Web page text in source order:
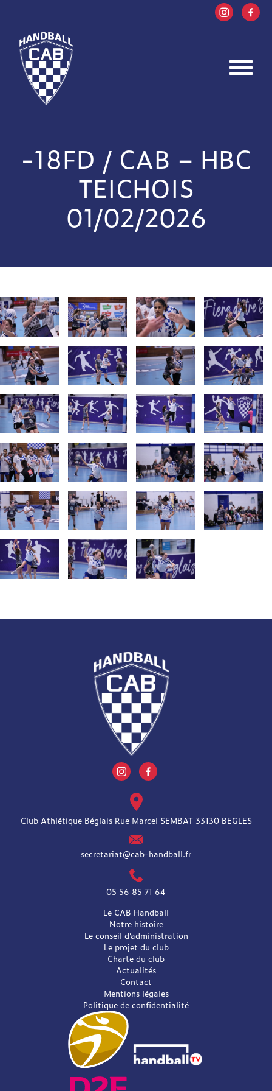
-18FD / CAB – HBC
TEICHOIS
01/02/2026
Club Athlétique Béglais Rue Marcel SEMBAT 33130 BEGLES
secretariat@cab-handball.fr
05 56 85 71 64
Le CAB Handball
Notre histoire
Le conseil d’administration
Le projet du club
Charte du club
Actualités
Contact
Mentions légales
Politique de confidentialité